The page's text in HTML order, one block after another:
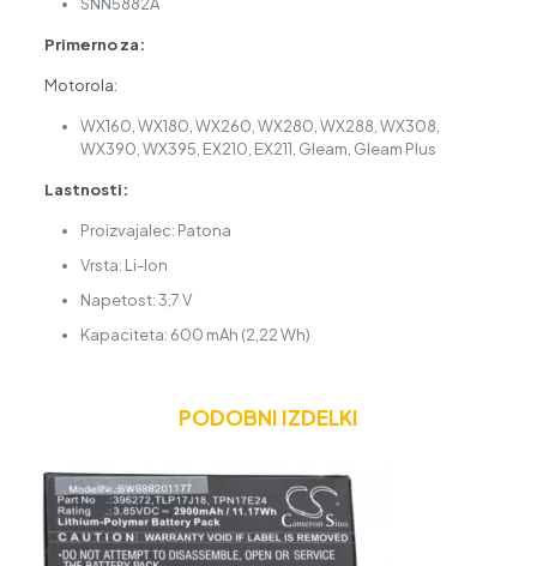
Primerno za:
Motorola:
WX160, WX180, WX260, WX280, WX288, WX308,
WX390, WX395, EX210, EX211, Gleam, Gleam Plus
Lastnosti:
Proizvajalec: Patona
Vrsta: Li-Ion
Napetost: 3,7 V
Kapaciteta: 600 mAh (2,22 Wh)
PODOBNI IZDELKI